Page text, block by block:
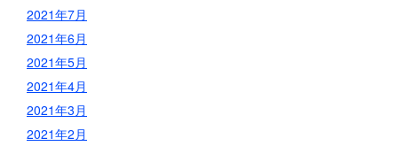
2021年7月
2021年6月
2021年5月
2021年4月
2021年3月
2021年2月